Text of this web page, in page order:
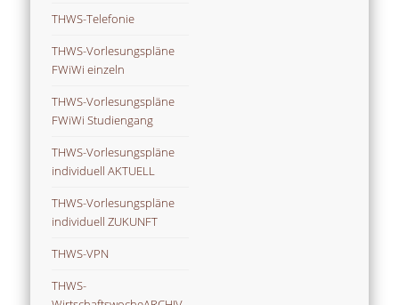
THWS-Telefonie
THWS-Vorlesungspläne
FWiWi einzeln
THWS-Vorlesungspläne
FWiWi Studiengang
THWS-Vorlesungspläne
individuell AKTUELL
THWS-Vorlesungspläne
individuell ZUKUNFT
THWS-VPN
THWS-